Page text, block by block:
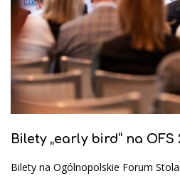
Bilety „early bird” na OFS
Bilety na Ogólnopolskie Forum